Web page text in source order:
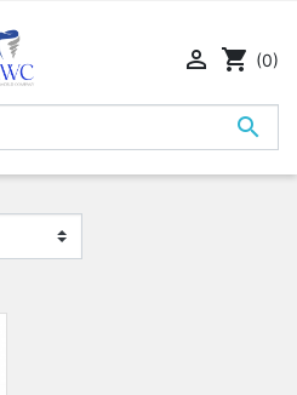

 shopping_cart (0)